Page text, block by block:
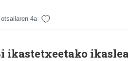
4a
ikastetxeetako